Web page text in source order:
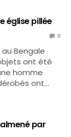
église pillée
0
au Bengale
ont été
homme
ont…
par